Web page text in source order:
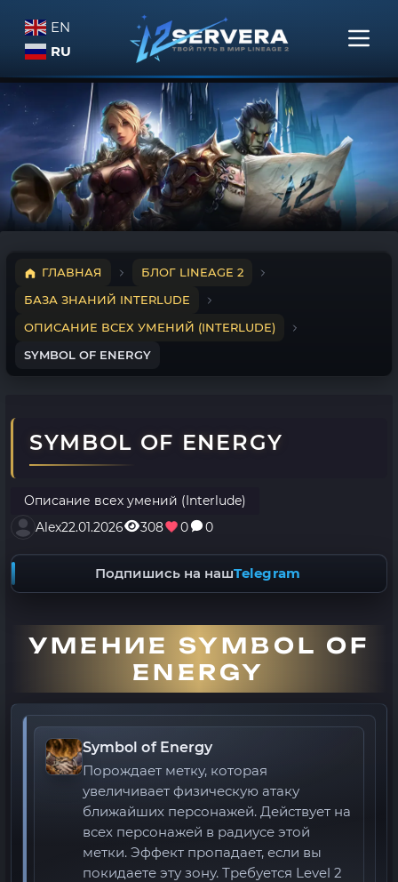
EN
RU
ГЛАВНАЯ
БЛОГ LINEAGE 2
БАЗА ЗНАНИЙ INTERLUDE
ОПИСАНИЕ ВСЕХ УМЕНИЙ (INTERLUDE)
SYMBOL OF ENERGY
SYMBOL OF ENERGY
Описание всех умений (Interlude)
Alex22.01.2026 308 0 0
Подпишись на нашTelegram
УМЕНИЕ SYMBOL OF
ENERGY
Symbol of Energy
Порождает метку, которая
увеличивает физическую атаку
ближайших персонажей. Действует на
всех персонажей в радиусе этой
метки. Эффект пропадает, если вы
покидаете эту зону. Требуется Level 2